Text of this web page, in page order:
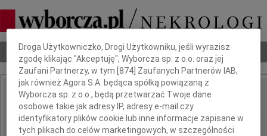
Nekrologi Odeszli Poradnik pogrzebowy
IMIĘ I NAZWISKO:
REGION: Lublin
Dbamy o Twoją prywatność
Droga Użytkowniczko, Drogi Użytkowniku, jeśli wyrazisz
zgodę klikając "Akceptuję", Wyborcza sp. z o.o. oraz jej
Zaufani Partnerzy, w tym [874] Zaufanych Partnerów IAB,
jak również Agora S.A. będąca spółką powiązaną z
Wyborcza sp. z o.o., będą przetwarzać Twoje dane
osobowe takie jak adresy IP, adresy e-mail czy
identyfikatory plików cookie lub inne informacje zapisane w
tych plikach do celów marketingowych, w szczególności